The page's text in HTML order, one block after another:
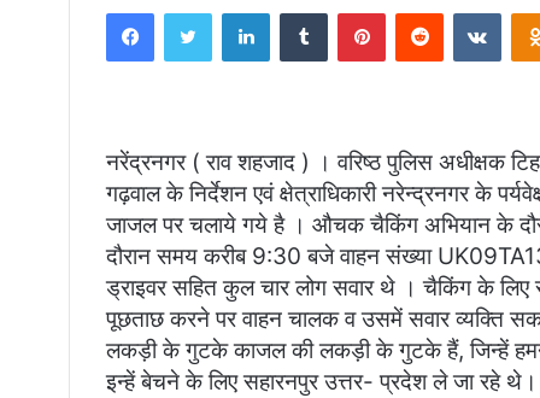
FacebookTwitter LinkedInTumblr PinterestReddit
नरेंद्रनगर ( राव शहजाद ) । वरिष्ठ पुलिस अधीक्षक
गढ़वाल के निर्देशन एवं क्षेत्राधिकारी नरेन्द्रनगर के
जाजल पर चलाये गये है । औचक चैकिंग अभियान के
दौरान समय करीब 9:30 बजे वाहन संख्या
ड्राइवर सहित कुल चार लोग सवार थे । चैकिंग के
पूछताछ करने पर वाहन चालक व उसमें सवार व्यक्ति
लकड़ी के गुटके काजल की लकड़ी के गुटके हैं, जिन्हें
इन्हें बेचने के लिए सहारनपुर उत्तर- प्रदेश ले जा रहे